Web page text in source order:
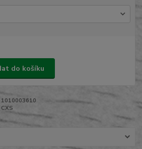
do košíku
1010003610
CXS